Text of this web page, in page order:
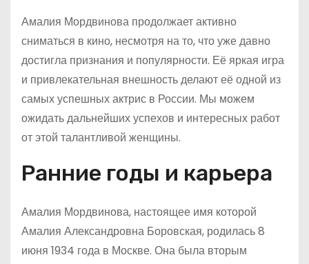
Амалия Мордвинова продолжает активно
сниматься в кино, несмотря на то, что уже давно
достигла признания и популярности. Её яркая игра
и привлекательная внешность делают её одной из
самых успешных актрис в России. Мы можем
ожидать дальнейших успехов и интересных работ
от этой талантливой женщины.
Ранние годы и карьера
Амалия Мордвинова, настоящее имя которой
Амалия Александровна Боровская, родилась 8
июня 1934 года в Москве. Она была вторым